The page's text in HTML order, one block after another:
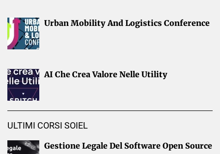
Urban Mobility And Logistics Conference
AI Che Crea Valore Nelle Utility
ULTIMI CORSI SOIEL
Gestione Legale Del Software Open Source